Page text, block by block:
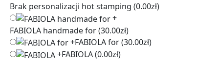
Brak personalizacji hot stamping (0.00zł)
+
FABIOLA handmade for(30.00zł)
+FABIOLA for(30.00zł)
+FABIOLA(0.00zł)